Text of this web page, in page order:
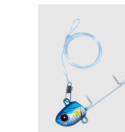
NEW
PRODUCT
ONLINE SHOP